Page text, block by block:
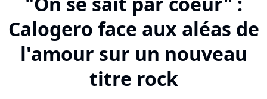
Calogero face aux aléas de
l'amour sur un nouveau
titre rock